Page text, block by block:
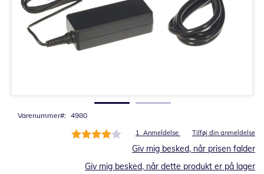
Varenummer 4980
Bedømmelse:
1 Anmeldelse Tilføj din anmeldelse
Giv mig besked, når prisen falder
Giv mig besked, når dette produkt er på lager